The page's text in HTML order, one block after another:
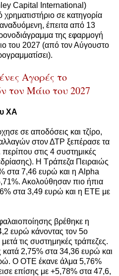
Capital International)
χρηματιστήριο σε κατηγορία
έπειτα από 13
της εφαρμογή
του 2027 (από τον Αύγουστο
Αγορές το
τον Μάιο του 2027
ΧΑ
σε αποδόσεις και τζίρο,
στον ΔΤΡ ξεπέρασε τα
στις 4 συστημικές
Η Τράπεζα Πειραιώς
στα 7,46 ευρώ και η Alpha
Ακολούθησαν πιο ήπια
στα 3,49 ευρώ και η ΕΤΕ με
βρέθηκε η
ευρώ κάνοντας τον 5ο
τις συστημηκές τράπεζες.
κατά 2,75% στα 34,36 ευρώ και
Ο ΟΤΕ έκανε άλμα 5,76%
επίσης με +5,78% στα 47,6,